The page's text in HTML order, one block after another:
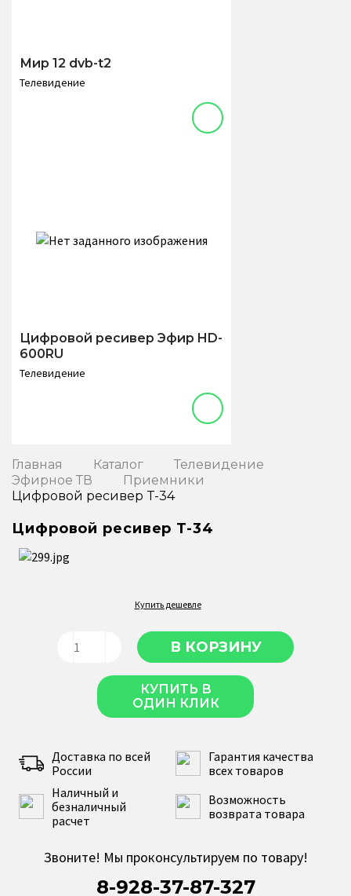
Мир 12 dvb-t2
Телевидение
Цифровой ресивер Эфир HD-
600RU
Телевидение
Главная Каталог
Телевидение
Эфирное ТВ
Приемники
Цифровой ресивер T-34
Цифровой ресивер T-34
Купить дешевле
КУПИТЬ В
ОДИН КЛИК
Доставка по всей
России
Гарантия качества
всех товаров
Наличный и
безналичный
расчет
Возможность
возврата товара
Звоните! Мы проконсультируем по товару!
8-928-37-87-327